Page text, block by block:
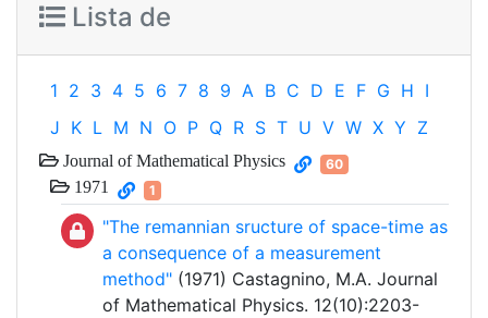
Lista de
1 2 3 4 5 6 7 8 9 A B C D E F G H I
J K L M N O P Q R S T U V W X Y Z
Journal of Mathematical Physics 60
1971 1
"The remannian sructure of space-time as
a consequence of a measurement
method" (1971) Castagnino, M.A. Journal
of Mathematical Physics. 12(10):2203-